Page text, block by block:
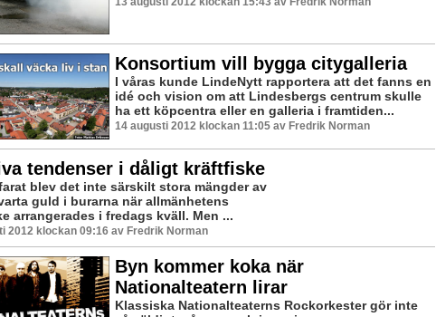
Konsortium vill bygga citygalleria
I våras kunde LindeNytt rapportera att det fanns en
idé och vision om att Lindesbergs centrum skulle
ha ett köpcentra eller en galleria i framtiden...
14 augusti 2012 klockan 11:05 av Fredrik Norman
tendenser i dåligt kräftfiske
blev det inte särskilt stora mängder av
guld i burarna när allmänhetens
arrangerades i fredags kväll. Men ...
2012 klockan 09:16 av Fredrik Norman
Byn kommer koka när
Nationalteatern lirar
Klassiska Nationalteaterns Rockorkester gör inte